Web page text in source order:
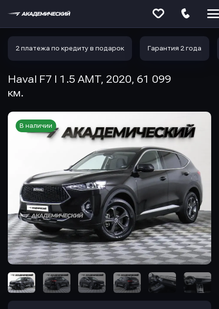
2 платежа по кредиту в подарок Гарантия 2 года
Haval F7 I 1.5 AMT, 2020, 61 099
км.
В наличии